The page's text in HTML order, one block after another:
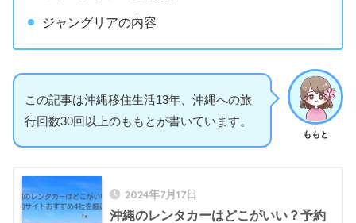
ジャングリアの内容
ももと
この記事は沖縄移住生活13年、沖縄への旅
行回数30回以上のももとが書いています。
2024年7月17日
沖縄のレンタカーはどこがいい？予約